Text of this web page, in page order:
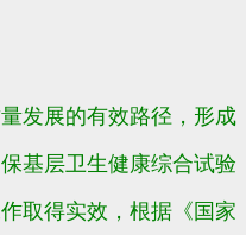
发展的有效路径，形成
基层卫生健康综合试验
取得实效，根据《国家